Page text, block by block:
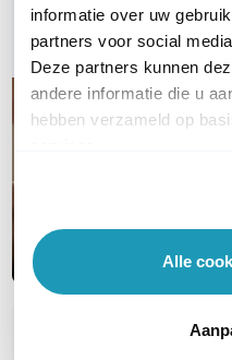
informatie over uw
partners voor social
Deze partners kunnen
andere informatie die u
hebben verzameld op
Alle
E-mail
OVER DIT PRODUCT